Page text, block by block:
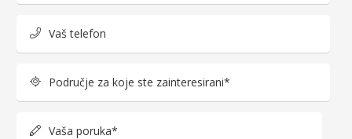
Vaš telefon
Područje za koje ste zainteresirani*
Vaša poruka*